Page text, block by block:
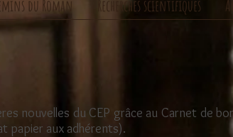
du Roman Recherches scientifiques
nouvelles du CEP grâce au Carnet de
papier aux adhérents).